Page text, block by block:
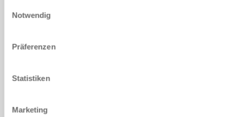
Notwendig
Präferenzen
Statistiken
Marketing